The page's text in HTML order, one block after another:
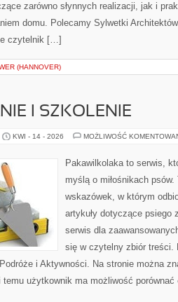
zarówno słynnych realizacji, jak i
domu. Polecamy Sylwetki
czytelnik […]
(HANNOVER)
I SZKOLENIE
KWI - 14 - 2026 MOŻLIWOŚĆ
Pakawilkolaka to serwis,
myślą o miłośnikach
wskazówek, w którym
artykuły dotyczące psiego
serwis dla
się w czytelny zbiór treści.
i Aktywności. Na stronie można
użytkownik ma możliwość